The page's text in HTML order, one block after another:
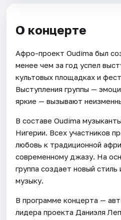
О концерте
Афро-проект Oudima был
менее чем за год успел
культовых площадках и
Выступления группы —
яркие — вызывают
В составе Oudima
Нигерии. Всех участников
любовь к традиционной
современному джазу. На
группа создает новый
музыку.
В программе концерта —
лидера проекта Даниэля